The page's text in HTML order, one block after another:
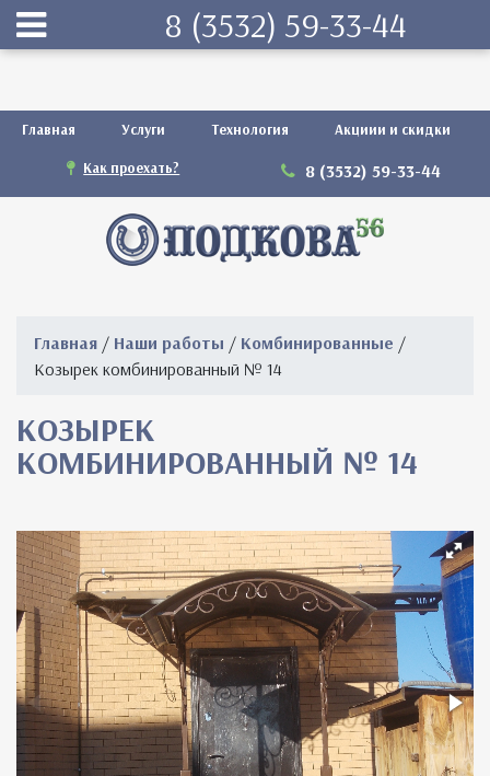
Главная Услуги Технология Акциии и скидки
Как проехать? 8 (3532) 59-33-44
Главная / Наши работы / Комбинированные /
Козырек комбинированный № 14
КОЗЫРЕК
КОМБИНИРОВАННЫЙ № 14
8 (3532) 59-33-44